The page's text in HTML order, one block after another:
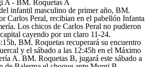
infantil masculino de primer año, BM.
Carlos Peral, recibian en el pabellón Infanta
Los chicos de Carlos Peral no pudieron
cayendo por un claro 11-24.
BM. Roquetas recuperará su encuentro
y el sábado a las 12:45h en el Máximo
A. BM. Roquetas B, jugará este sábado a